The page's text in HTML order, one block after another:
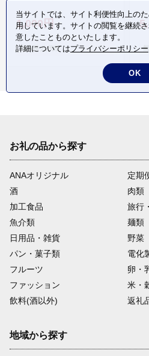
1,000円
熊本県 八代市
お礼の品から探す
ANAオリジナル
定期
酒
肉類
加工食品
旅行
魚介類
麺類
日用品・雑貨
野菜
パン・菓子類
電化
フルーツ
卵・
ファッション
米・
飲料(酒以外)
返礼
地域から探す
当サイトでは、サイト利便性向上の
用しています。サイトの閲覧を継続
意したことものといたします。
詳細についてはプライバシーポリシー
OK